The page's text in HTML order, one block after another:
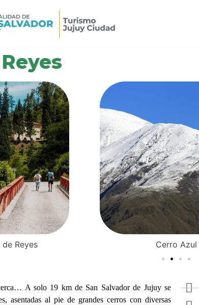
Reyes Cerro Azul
A solo 19 km de San Salvador de Jujuy se
asentadas al pie de grandes cerros con diversas